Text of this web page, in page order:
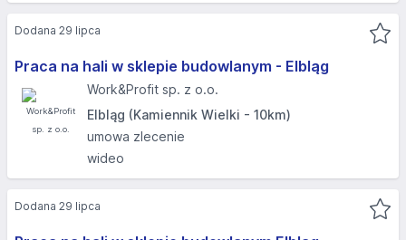
Praca na hali w sklepie budowlanym - Elbląg​
Work&Profit sp. z o.o.
Elbląg (Kamiennik Wielki - 10km)
umowa zlecenie
wideo
Dodana 29 lipca
Dodana 29 lipca